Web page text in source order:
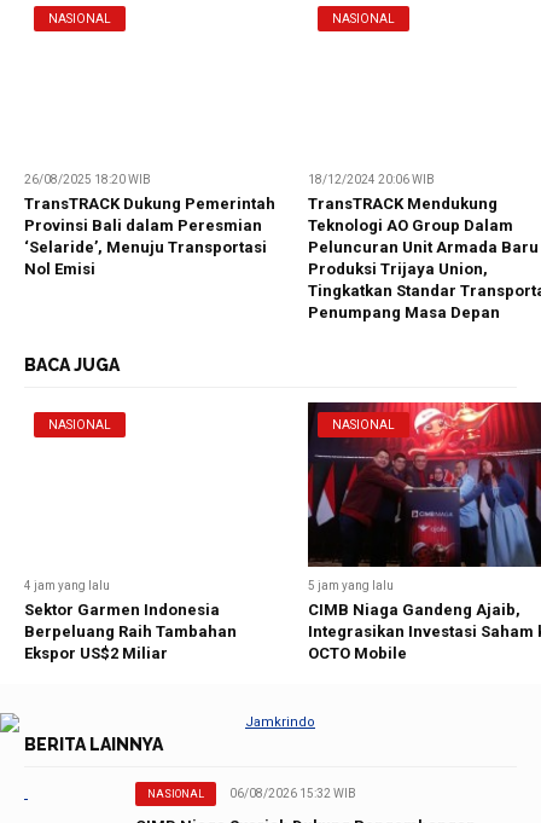
NASIONAL
26/08/2025 18:20 WIB
TransTRACK Dukung Pemerintah
Provinsi Bali dalam Peresmian
‘Selaride’, Menuju Transportasi
Nol Emisi
NASIONAL
18/12/2024 20:06 WIB
TransTRACK Mendukung
Teknologi AO Group Dalam
Peluncuran Unit Armada Baru
Produksi Trijaya Union,
Tingkatkan Standar
Penumpang Masa Depan
BACA JUGA
NASIONAL
4 jam yang lalu
Sektor Garmen Indonesia
Berpeluang Raih Tambahan
Ekspor US$2 Miliar
NASIONAL
5 jam yang lalu
CIMB Niaga Gandeng Ajaib,
Integrasikan Investasi Saham
OCTO Mobile
BERITA LAINNYA
NASIONAL 06/08/2026 15:32 WIB